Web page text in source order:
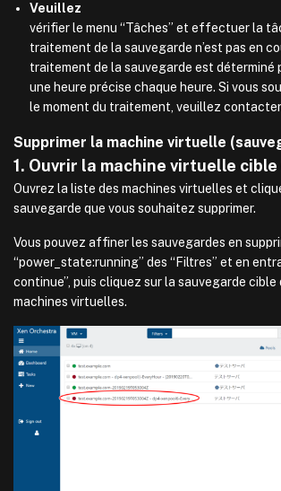
Veuillez
vérifier le menu “Tâches” et effectuer la
traitement de la sauvegarde n’est pas en
traitement de la sauvegarde est déterminé
une heure précise chaque heure. Si vous
le moment du traitement, veuillez
Supprimer la machine virtuelle
1. Ouvrir la machine virtuelle
Ouvrez la liste des machines virtuelles et
sauvegarde que vous souhaitez supprimer.
Vous pouvez affiner les sauvegardes en
“power_state:running” des “Filtres” et en
continue”, puis cliquez sur la sauvegarde cible
machines virtuelles.